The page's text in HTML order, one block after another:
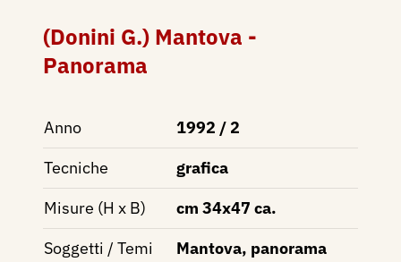
(Donini G.) Mantova -
Panorama
Anno
1992 / 2
Tecniche
grafica
Misure (H x B)
cm 34x47 ca.
Soggetti / Temi
Mantova, panorama